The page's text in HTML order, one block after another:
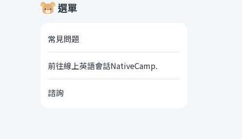
選單
常見問題
前往線上英語會話NativeCamp.
諮詢